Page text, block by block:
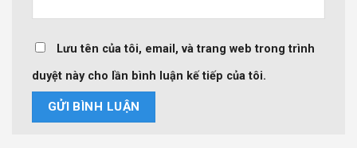
Lưu tên của tôi, email, và trang web trong trình
duyệt này cho lần bình luận kế tiếp của tôi.